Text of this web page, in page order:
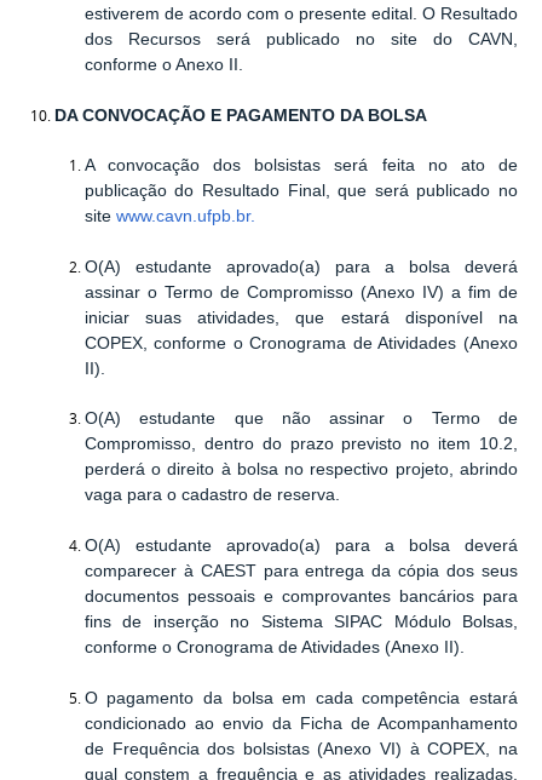
estiverem de acordo com o presente edital. O Resultado
dos Recursos será publicado no site do CAVN,
conforme o Anexo II.
DA CONVOCAÇÃO E PAGAMENTO DA BOLSA
A convocação dos bolsistas será feita no ato de
publicação do Resultado Final, que será publicado no
site www.cavn.ufpb.br.
O(A) estudante aprovado(a) para a bolsa deverá
assinar o Termo de Compromisso (Anexo IV) a fim de
iniciar suas atividades, que estará disponível na
COPEX, conforme o Cronograma de Atividades (Anexo
II).
O(A) estudante que não assinar o Termo de
Compromisso, dentro do prazo previsto no item 10.2,
perderá o direito à bolsa no respectivo projeto, abrindo
vaga para o cadastro de reserva.
O(A) estudante aprovado(a) para a bolsa deverá
comparecer à CAEST para entrega da cópia dos seus
documentos pessoais e comprovantes bancários para
fins de inserção no Sistema SIPAC Módulo Bolsas,
conforme o Cronograma de Atividades (Anexo II).
O pagamento da bolsa em cada competência estará
condicionado ao envio da Ficha de Acompanhamento
de Frequência dos bolsistas (Anexo VI) à COPEX, na
qual constem a frequência e as atividades realizadas,